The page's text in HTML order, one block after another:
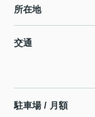
所在地
交通
駐車場 / 月額